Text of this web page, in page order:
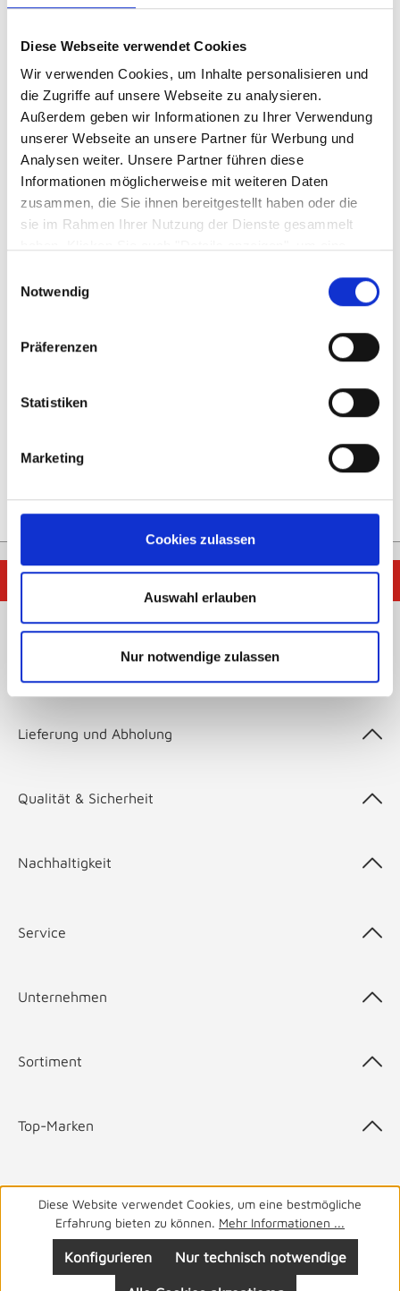
Diese Webseite verwendet Cookies
Wir verwenden Cookies, um Inhalte personalisieren und
die Zugriffe auf unsere Webseite zu analysieren.
Außerdem geben wir Informationen zu Ihrer Verwendung
unserer Webseite an unsere Partner für Werbung und
Analysen weiter. Unsere Partner führen diese
Informationen möglicherweise mit weiteren Daten
zusammen, die Sie ihnen bereitgestellt haben oder die
sie im Rahmen Ihrer Nutzung der Dienste gesammelt
Information dazu und die Möglichkeit, Ihre Auswahl im
Notwendig
Präferenzen
Statistiken
Marketing
Cookies zulassen
Auswahl erlauben
Nur notwendige zulassen
12,95 € 7, 95€
☀️Frischer Sommerlook für dein Zuhause – jetzt inspirieren
lassen 🌿
Lieferung und Abholung
Qualität & Sicherheit
Nachhaltigkeit
Service
Unternehmen
Sortiment
Top-Marken
Haben Sie Fragen? Wir helfen Ihnen gerne. 05141 9940
von 8-19 Uhr
Diese Website verwendet Cookies, um eine bestmögliche
Erfahrung bieten zu können. Mehr Informationen ...
Nur technisch notwendige
Konfigurieren